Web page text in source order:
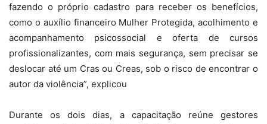
fazendo o próprio cadastro para receber os benefícios,
como o auxílio financeiro Mulher Protegida, acolhimento e
acompanhamento psicossocial e oferta de cursos
profissionalizantes, com mais segurança, sem precisar se
deslocar até um Cras ou Creas, sob o risco de encontrar o
autor da violência”, explicou
Durante os dois dias, a capacitação reúne gestores